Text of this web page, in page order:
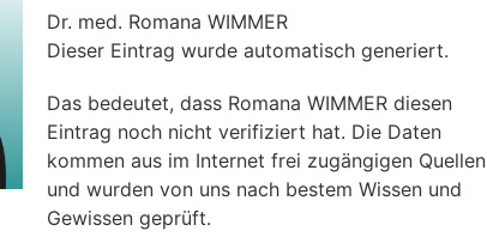
Dr. med. Romana WIMMER
Dieser Eintrag wurde automatisch generiert.
Das bedeutet, dass Romana WIMMER diesen
Eintrag noch nicht verifiziert hat. Die Daten
kommen aus im Internet frei zugängigen Quellen
und wurden von uns nach bestem Wissen und
Gewissen geprüft.